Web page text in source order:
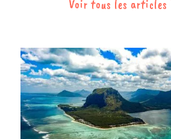
Voir tous les articles